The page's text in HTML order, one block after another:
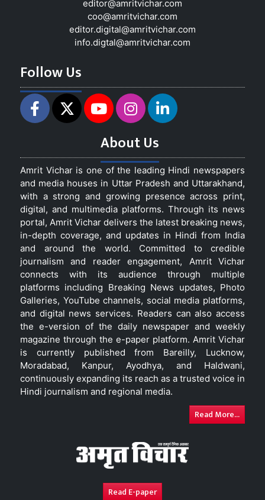
editor@amritvichar.com
coo@amritvichar.com
editor.digital@amritvichar.com
info.digtal@amritvichar.com
Follow Us
About Us
Amrit Vichar is one of the leading Hindi newspapers
and media houses in Uttar Pradesh and Uttarakhand,
with a strong and growing presence across print,
digital, and multimedia platforms. Through its news
portal, Amrit Vichar delivers the latest breaking news,
in-depth coverage, and updates in Hindi from India
and around the world. Committed to credible
journalism and reader engagement, Amrit Vichar
connects with its audience through multiple
platforms including Breaking News updates, Photo
Galleries, YouTube channels, social media platforms,
and digital news services. Readers can also access
the e-version of the daily newspaper and weekly
magazine through the e-paper platform. Amrit Vichar
is currently published from Bareilly, Lucknow,
Moradabad, Kanpur, Ayodhya, and Haldwani,
continuously expanding its reach as a trusted voice in
Hindi journalism and regional media.
Read More...
Read E-paper